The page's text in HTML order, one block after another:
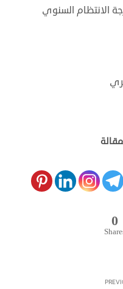
الانتظام السنوي
0